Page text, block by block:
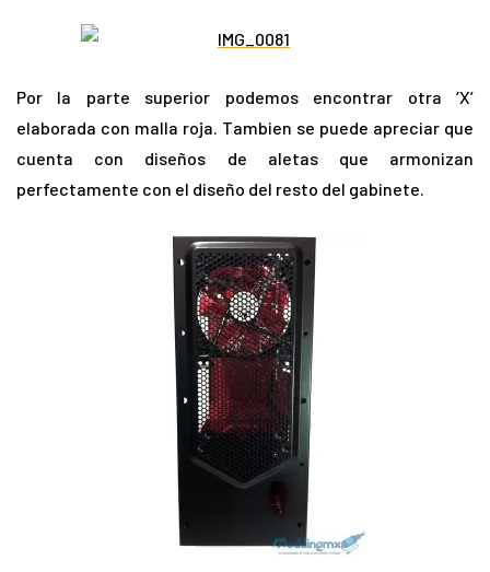
Por la parte superior podemos encontrar otra ‘X’
elaborada con malla roja. Tambien se puede apreciar que
cuenta con diseños de aletas que armonizan
perfectamente con el diseño del resto del gabinete.